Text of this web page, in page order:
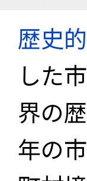
歴史
した
界の
年の